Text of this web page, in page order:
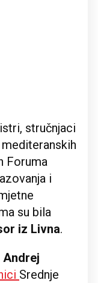
stručnjaci
Foruma
i
su bila
iz Livna.
Andrej
Srednje